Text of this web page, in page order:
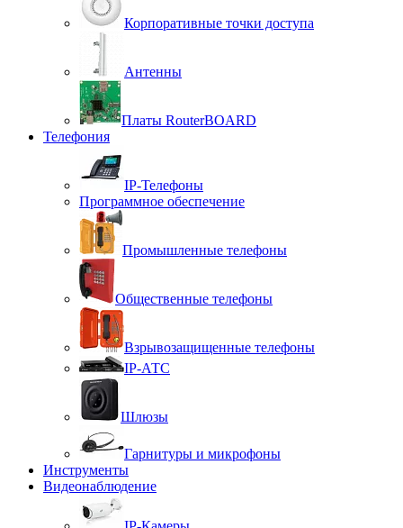
Корпоративные точки доступа
Антенны
Платы RouterBOARD
Телефония
IP-Телефоны
Программное обеспечение
Промышленные телефоны
Общественные телефоны
Взрывозащищенные телефоны
IP-АТС
Шлюзы
Гарнитуры и микрофоны
Инструменты
Видеонаблюдение